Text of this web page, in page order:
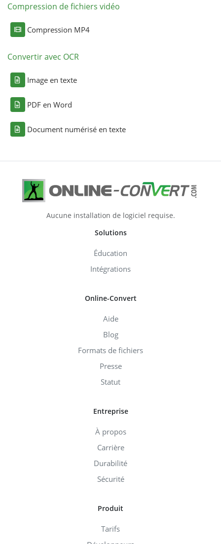
Compression de fichiers vidéo
Compression MP4
Convertir avec OCR
Image en texte
PDF en Word
Document numérisé en texte
Aucune installation de logiciel requise.
Solutions
Éducation
Intégrations
Online-Convert
Aide
Blog
Formats de fichiers
Presse
Statut
Entreprise
À propos
Carrière
Durabilité
Sécurité
Produit
Tarifs